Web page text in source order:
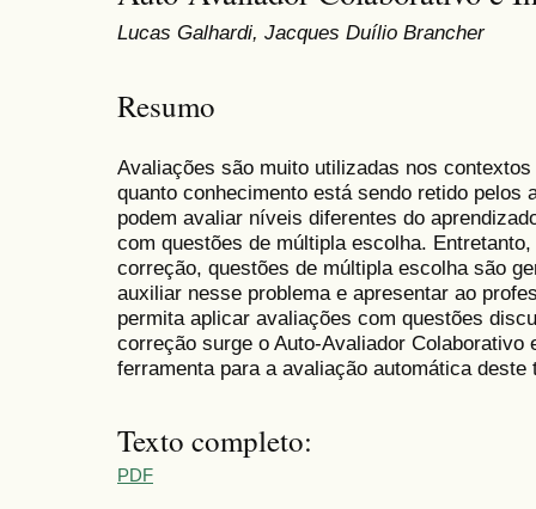
Lucas Galhardi, Jacques Duílio Brancher
Resumo
Avaliações são muito utilizadas nos
quanto conhecimento está sendo retido pelos
podem avaliar níveis diferentes do
com questões de múltipla escolha.
correção, questões de múltipla escolha são
auxiliar nesse problema e apresentar ao
permita aplicar avaliações com questões
correção surge o Auto-Avaliador Colaborativo
ferramenta para a avaliação automática deste
Texto completo:
PDF